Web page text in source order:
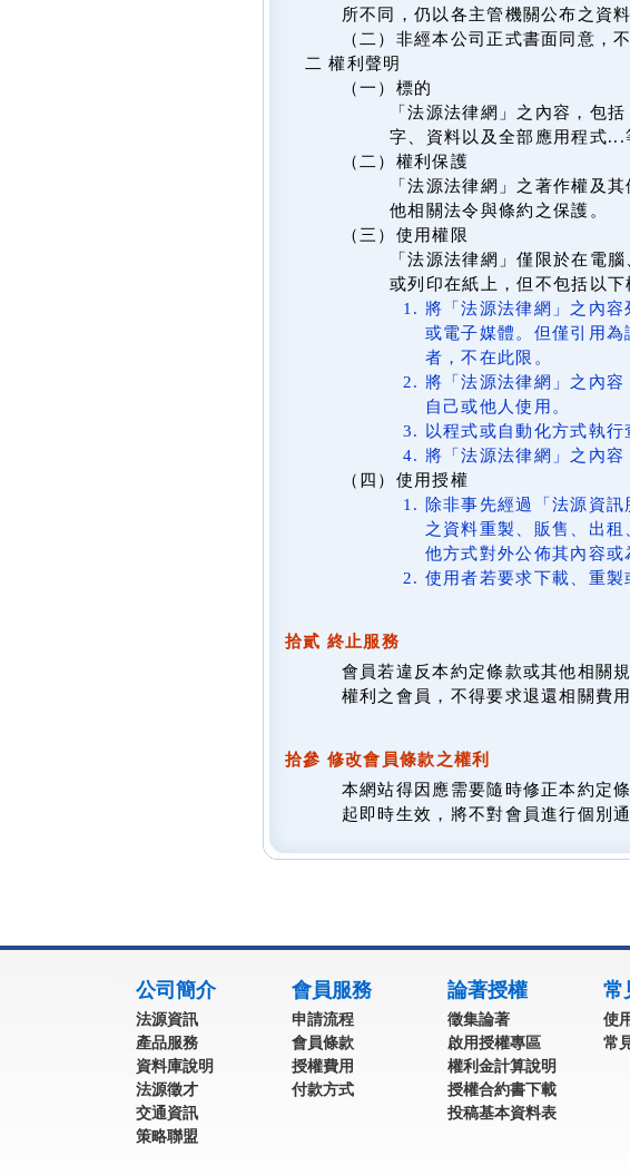
所不同，仍以各主管機關公布之資料
（二）非經本公司正式書面同意，
二 權利聲明
（一）標的
「法源法律網」之內容，包
字、資料以及全部應用程式...
（二）權利保護
「法源法律網」之著作權及
他相關法令與條約之保護。
（三）使用權限
「法源法律網」僅限於在電
或列印在紙上，但不包括以下
將「法源法律網」之內
或電子媒體。但僅引用
者，不在此限。
將「法源法律網」之內
自己或他人使用。
以程式或自動化方式執
將「法源法律網」之內容
（四）使用授權
除非事先經過「法源資
之資料重製、販售、出
他方式對外公佈其內容或
使用者若要求下載、重製
拾貳 終止服務
會員若違反本約定條款或其他相關
權利之會員，不得要求退還相關費
拾參 修改會員條款之權利
本網站得因應需要隨時修正本約定
起即時生效，將不對會員進行個別
公司簡介
法源資訊
產品服務
資料庫說明
法源徵才
交通資訊
策略聯盟
會員服務
申請流程
會員條款
授權費用
付款方式
論著授權
徵集論著
啟用授權專區
權利金計算說明
授權合約書下載
投稿基本資料表
常
使
常